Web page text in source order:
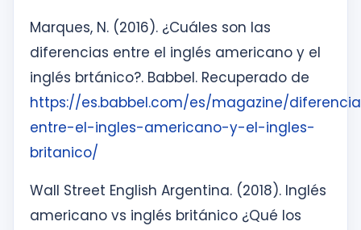
Marques, N. (2016). ¿Cuáles son las
diferencias entre el inglés americano y el
inglés brtánico?. Babbel. Recuperado de
https://es.babbel.com/es/magazine/
entre-el-ingles-americano-y-el-ingles-
britanico/
Wall Street English Argentina. (2018). Inglés
americano vs inglés británico ¿Qué los